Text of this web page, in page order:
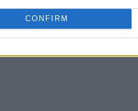
CONFIRM
–και
πως το Ιράν
χαρτιά και η